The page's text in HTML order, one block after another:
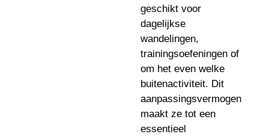
geschikt voor
dagelijkse
wandelingen,
trainingsoefeningen of
om het even welke
buitenactiviteit. Dit
aanpassingsvermogen
maakt ze tot een
essentieel